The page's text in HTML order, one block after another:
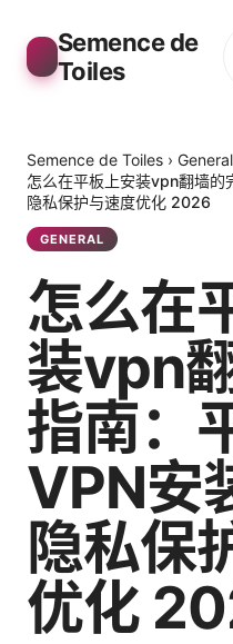
Semence de
Toiles
Semence de Toiles › General
怎么在平板上安装vpn翻墙的
隐私保护与速度优化 2026
GENERAL
怎么在
装vpn
指南：
VPN安
隐私保
优化